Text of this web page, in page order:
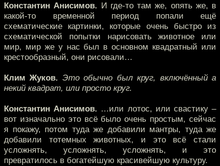
Константин Анисимов. И где-то там же, опять же, в
какой-то временной период попали ещё
схематические картинки, которые очень быстро из
схематической попытки нарисовать животное или
мир, мир же у нас был в основном квадратный или
крестообразный, они рисовали…
Клим Жуков. Это обычно был круг, включённый а
некий квадрат, или просто круг.
Константин Анисимов. …или лотос, или свастику –
вот изначально это всё было очень простым, сейчас
я покажу, потом туда же добавили мантры, туда же
добавили тотемных животных, и это всё стали
усложнять, усложнять, усложнять, и это
превратилось в богатейшую красивейшую культуру.